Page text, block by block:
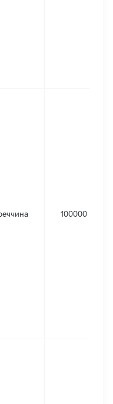
100000